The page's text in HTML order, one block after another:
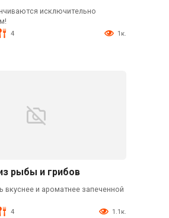
исключительно
4 1к.
рыбы и грибов
вкуснее и ароматнее запеченной
4 1.1к.